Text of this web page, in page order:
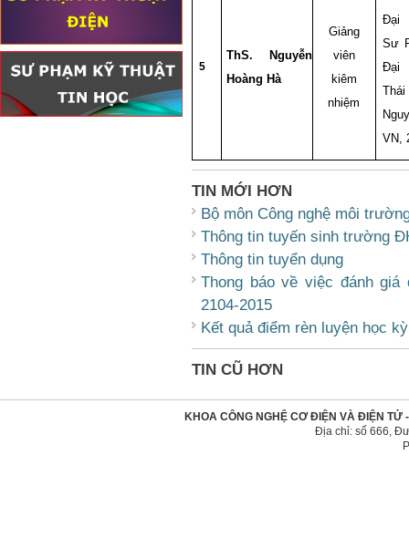
5
ThS. Nguyễn
Hoàng Hà
Giảng
viên
kiêm
nhiệm
Đại
Sư
Đại
Thái
VN,
TIN MỚI HƠN
Bộ môn Công nghệ môi
Thông tin tuyến sinh trường
Thông tin tuyển dụng
Thong báo về việc đánh
2104-2015
Kết quả điểm rèn luyện học
TIN CŨ HƠN
KHOA CÔNG NGHỆ CƠ ĐIỆN VÀ ĐIỆN TỬ
Địa chỉ: số 666,